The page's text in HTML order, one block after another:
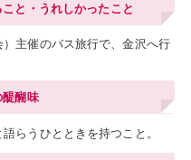
と・うれしかったこと
主催のバス旅行で、金沢へ行
醍醐味
らうひとときを持つこと。